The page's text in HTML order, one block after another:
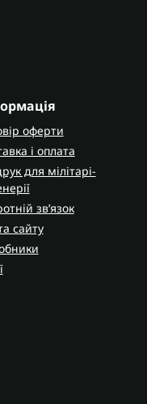
оферти
і оплата
для мілітарі-
зв’язок
сайту